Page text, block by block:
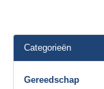
Categorieën
Gereedschap